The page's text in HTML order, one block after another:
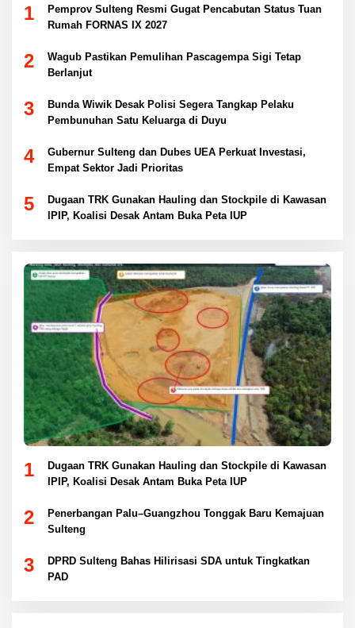
1
Pemprov Sulteng Resmi Gugat Pencabutan Status Tuan
Rumah FORNAS IX 2027
2
Wagub Pastikan Pemulihan Pascagempa Sigi Tetap
Berlanjut
3
Bunda Wiwik Desak Polisi Segera Tangkap Pelaku
Pembunuhan Satu Keluarga di Duyu
4
Gubernur Sulteng dan Dubes UEA Perkuat Investasi,
Empat Sektor Jadi Prioritas
5
Dugaan TRK Gunakan Hauling dan Stockpile di Kawasan
IPIP, Koalisi Desak Antam Buka Peta IUP
1
Dugaan TRK Gunakan Hauling dan Stockpile di Kawasan
IPIP, Koalisi Desak Antam Buka Peta IUP
2
Penerbangan Palu–Guangzhou Tonggak Baru Kemajuan
Sulteng
3
DPRD Sulteng Bahas Hilirisasi SDA untuk Tingkatkan
PAD